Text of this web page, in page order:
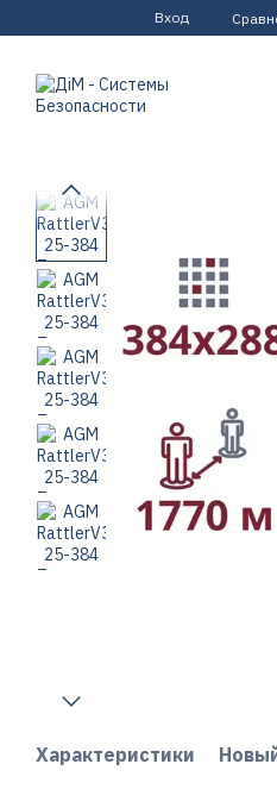
Перейти к основному контенту
Вход
Характеристики